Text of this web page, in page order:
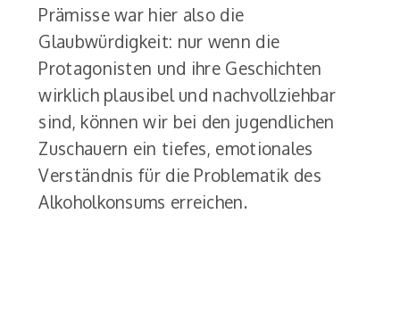
Prämisse war hier also die
Glaubwürdigkeit: nur wenn die
Protagonisten und ihre Geschichten
wirklich plausibel und nachvollziehbar
sind, können wir bei den jugendlichen
Zuschauern ein tiefes, emotionales
Verständnis für die Problematik des
Alkoholkonsums erreichen.